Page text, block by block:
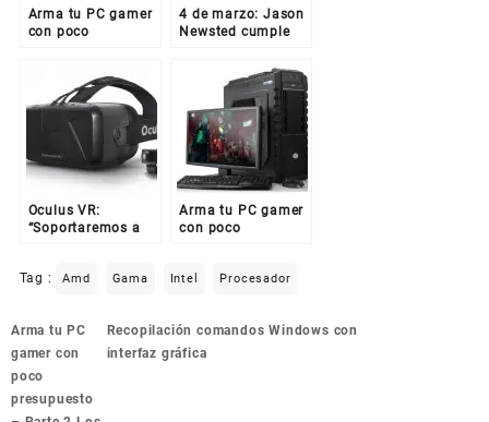
Arma tu PC gamer
con poco
Componentes:
Tarjeta de Video
4 de marzo: Jason
Newsted cumple
Oculus VR:
“Soportaremos a
computadoras”
Arma tu PC gamer
con poco
Consola?
Tag : Amd Gama Intel Procesador
Navegación
de
entradas
Arma tu PC
gamer con
poco
presupuesto
Recopilación comandos Windows con
interfaz gráfica